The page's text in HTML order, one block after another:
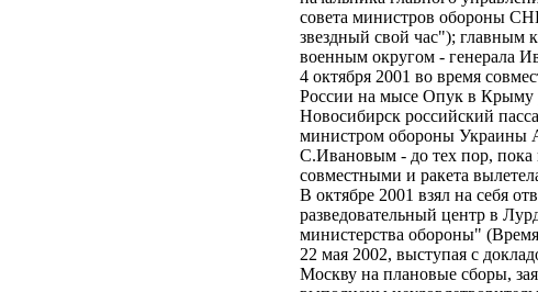
совета министров обороны
звездный свой час");
военным округом -
4 октября 2001 во время
России на мысе Опук в Крыму
Новосибирск российский
министром обороны Украины
С.Ивановым - до тех пор, пока
совместными и ракета
В октябре 2001 взял на себя
разведовательный центр в
министерства обороны"
22 мая 2002, выступая с
Москву на плановые сборы,